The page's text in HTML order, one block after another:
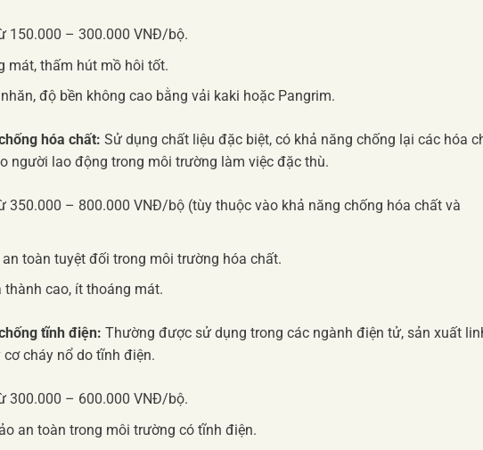
150.000 – 300.000 VNĐ/bộ.
mát, thấm hút mồ hôi tốt.
độ bền không cao bằng vải kaki hoặc Pangrim.
hóa chất: Sử dụng chất liệu đặc biệt, có khả năng chống lại các hóa
người lao động trong môi trường làm việc đặc thù.
350.000 – 800.000 VNĐ/bộ (tùy thuộc vào khả năng chống hóa chất và
an toàn tuyệt đối trong môi trường hóa chất.
thành cao, ít thoáng mát.
tĩnh điện: Thường được sử dụng trong các ngành điện tử, sản xuất
cháy nổ do tĩnh điện.
300.000 – 600.000 VNĐ/bộ.
an toàn trong môi trường có tĩnh điện.